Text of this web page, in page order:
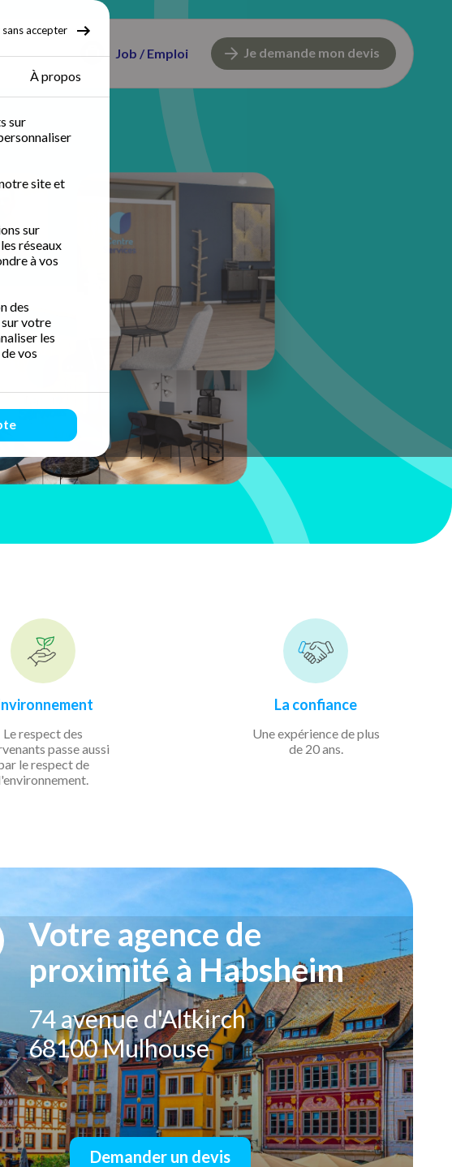
Job / Emploi Je demande mon devis
accepter
À propos
sur
site et
sur
réseaux
à vos
des
votre
les
vos
74 avenue d'Altkirch
68100 Mulhouse
Le respect des
passe aussi
le respect de
La confiance
Une expérience deplus
de 20 ans.
Votre agence de
proximité à Habsheim
74 avenue d'Altkirch
68100 Mulhouse
Demander un devis